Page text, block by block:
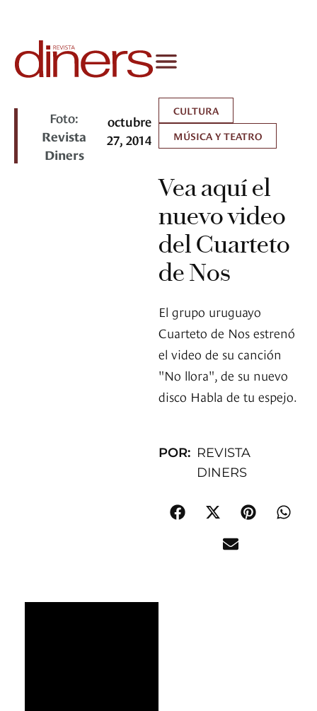
Foto:
Revista
Diners
octubre
27, 2014
CULTURA
MÚSICA Y TEATRO
Vea aquí el
nuevo video
del Cuarteto
de Nos
El grupo uruguayo
Cuarteto de Nos estrenó
el video de su canción
"No llora", de su nuevo
disco Habla de tu espejo.
POR: REVISTA
DINERS